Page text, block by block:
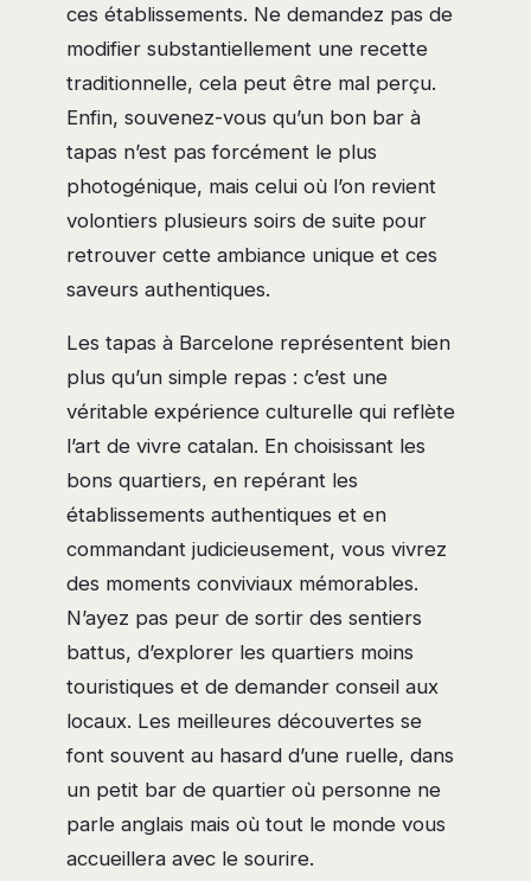
ces établissements. Ne demandez pas de
modifier substantiellement une recette
traditionnelle, cela peut être mal perçu.
Enfin, souvenez-vous qu’un bon bar à
tapas n’est pas forcément le plus
photogénique, mais celui où l’on revient
volontiers plusieurs soirs de suite pour
retrouver cette ambiance unique et ces
saveurs authentiques.
Les tapas à Barcelone représentent bien
plus qu’un simple repas : c’est une
véritable expérience culturelle qui reflète
l’art de vivre catalan. En choisissant les
bons quartiers, en repérant les
établissements authentiques et en
commandant judicieusement, vous vivrez
des moments conviviaux mémorables.
N’ayez pas peur de sortir des sentiers
battus, d’explorer les quartiers moins
touristiques et de demander conseil aux
locaux. Les meilleures découvertes se
font souvent au hasard d’une ruelle, dans
un petit bar de quartier où personne ne
parle anglais mais où tout le monde vous
accueillera avec le sourire.